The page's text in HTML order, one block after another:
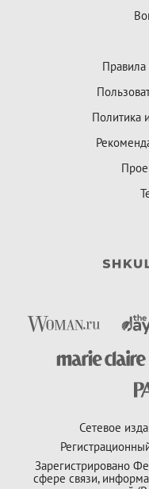
Правила
Политика
Сетевое
Зарегистрировано
сфере связи,